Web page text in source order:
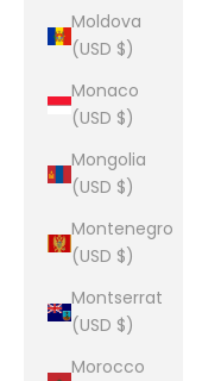
Moldova
(USD $)
Monaco
(USD $)
Mongolia
(USD $)
Montenegro
(USD $)
Montserrat
(USD $)
Morocco